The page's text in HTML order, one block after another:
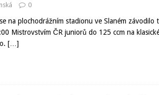
0
na plochodrážním stadionu ve Slaném závodilo
Mistrovstvím ČR juniorů do 125 ccm na
[…]